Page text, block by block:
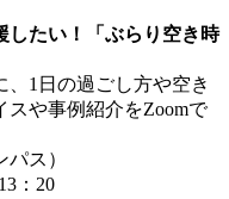
したい！「ぶらり空き時
1日の過ごし方や空き
スや事例紹介をZoomで
ス）
：20